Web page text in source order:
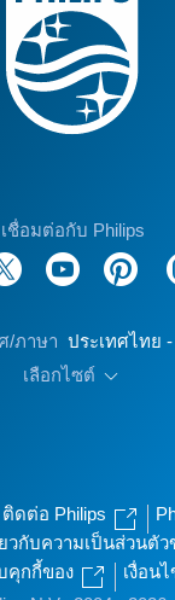
เชื่อมต่อกับ Philips
/ภาษา ประเทศไทย
เลือกไซต์
ติดต่อ Philips
วกับความเป็นส่วนตัว
คุกกี้ของ
เงื่อน